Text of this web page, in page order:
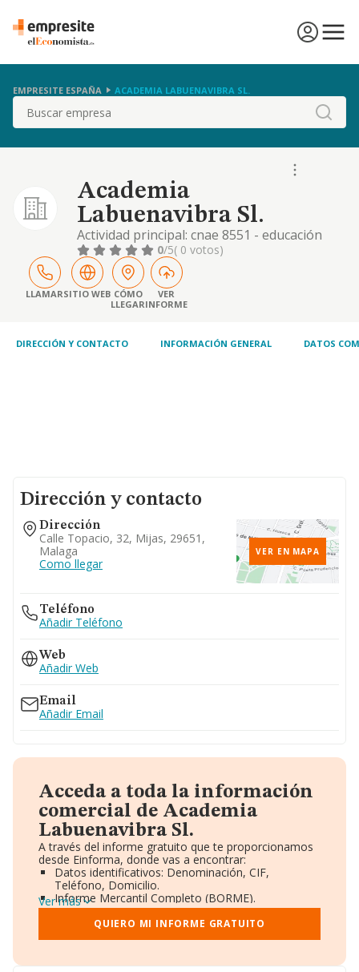
EMPRESITE ESPAÑA ACADEMIA LABUENAVIBRA SL.
Buscar
Academia
Labuenavibra Sl.
Actividad principal: cnae 8551 - educación
deportiva y recreativa. otras actividades:
academia de baile, organización de eventos
0/5( 0 votos)
LLAMARSITIO WEB CÓMO
LLEGAR
VER
INFORME
DIRECCIÓN Y CONTACTO INFORMACIÓN GENERAL DATOS
Dirección y contacto
Dirección
Calle Topacio, 32, Mijas, 29651,
Malaga
Como llegar
VER EN MAPA
Teléfono
Añadir Teléfono
Web
Añadir Web
Email
Añadir Email
Acceda a toda la información
comercial de Academia
Labuenavibra Sl.
A través del informe gratuito que te proporcionamos
desde Einforma, donde vas a encontrar:
Datos identificativos: Denominación, CIF,
Teléfono, Domicilio.
Informe Mercantil Completo (BORME).
Gráficos de Evolución Ventas y Empleados.
Consejo de Administración y Administradores.
Directivos y Ejecutivos.
Ver más
QUIERO MI INFORME GRATUITO